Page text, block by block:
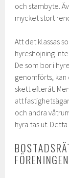
och stambyte.
mycket stort
Att det klassas
hyreshöjning
De som bor i
genomförts,
skett efteråt.
att
och andra
hyra tas ut.
FÖRENINGEN